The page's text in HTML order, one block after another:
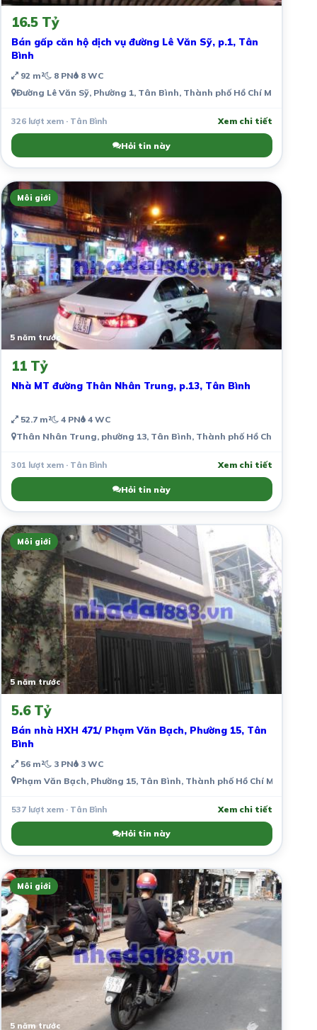
16.5 Tỷ
Bán gấp căn hộ dịch vụ đường Lê Văn Sỹ, p.1, Tân
Bình
92 m² 8 PN 8 WC
Đường Lê Văn Sỹ, Phường 1, Tân Bình, Thành phố Hồ Chí Minh, Việt
326 lượt xem · Tân Bình Xem chi tiết
Hỏi tin này
Môi giới
5 năm trước
11 Tỷ
Nhà MT đường Thân Nhân Trung, p.13, Tân Bình
52.7 m² 4 PN 4 WC
Thân Nhân Trung, phường 13, Tân Bình, Thành phố Hồ Chí Minh,
301 lượt xem · Tân Bình Xem chi tiết
Hỏi tin này
Môi giới
5 năm trước
5.6 Tỷ
Bán nhà HXH 471/ Phạm Văn Bạch, Phường 15, Tân
Bình
56 m² 3 PN 3 WC
Phạm Văn Bạch, Phường 15, Tân Bình, Thành phố Hồ Chí Minh, Việt
537 lượt xem · Tân Bình Xem chi tiết
Hỏi tin này
Môi giới
5 năm trước